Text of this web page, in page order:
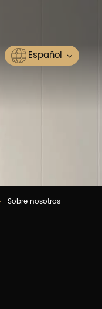
Español
عربي
Sobre nosotros